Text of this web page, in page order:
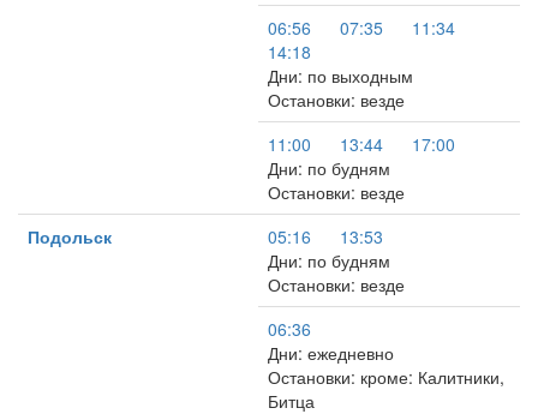
06:56
07:35
11:34
14:18
Дни: по выходным
Остановки: везде
11:00
13:44
17:00
Дни: по будням
Остановки: везде
Подольск
05:16
13:53
Дни: по будням
Остановки: везде
06:36
Дни: ежедневно
Остановки: кроме: Калитники,
Битца